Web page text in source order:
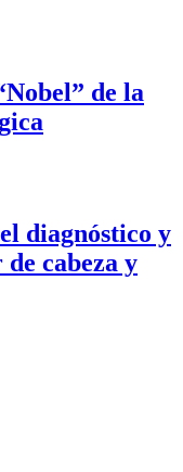
de la
diagnóstico y
cabeza y